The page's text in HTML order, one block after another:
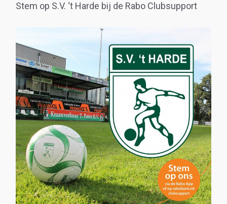
Stem op S.V. ‘t Harde bij de Rabo Clubsupport